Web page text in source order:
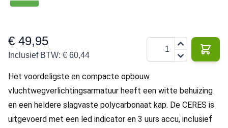
€ 49,95
Inclusief BTW: € 60,44
Het voordeligste en compacte opbouw
vluchtwegverlichtingsarmatuur heeft een witte behuizing
en een heldere slagvaste polycarbonaat kap. De CERES is
uitgevoerd met een led indicator en 3 uurs accu, inclusief